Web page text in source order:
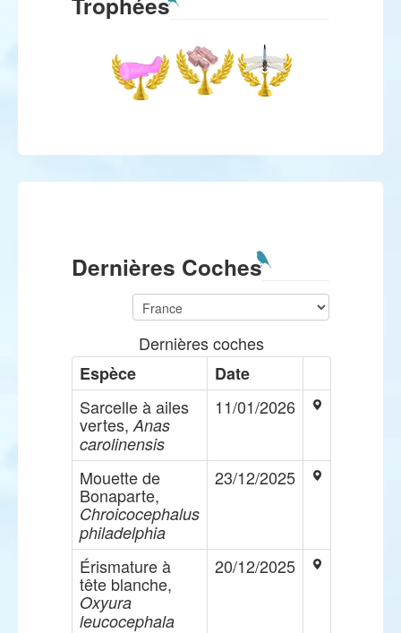
Dernières Coches
Dernières coches
Espèce
Date
Sarcelle à ailes
vertes, Anas
carolinensis
11/01/2026
Mouette de
Bonaparte,
Chroicocephalus
philadelphia
23/12/2025
Érismature à
tête blanche,
Oxyura
leucocephala
20/12/2025